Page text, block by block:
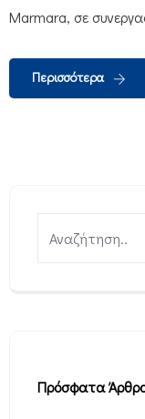
Marmara, σε
Περισσότερα
Πρόσφατα